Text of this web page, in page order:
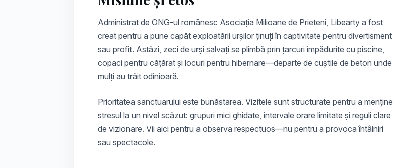
Administrat de ONG-ul românesc Asociația Milioane de Prieteni, Libearty a fost
creat pentru a pune capăt exploatării urșilor ținuți în captivitate pentru divertisment
sau profit. Astăzi, zeci de urși salvați se plimbă prin țarcuri împădurite cu piscine,
copaci pentru cățărat și locuri pentru hibernare—departe de cuștile de beton unde
mulți au trăit odinioară.
Prioritatea sanctuarului este bunăstarea. Vizitele sunt structurate pentru a menține
stresul la un nivel scăzut: grupuri mici ghidate, intervale orare limitate și reguli clare
de vizionare. Vii aici pentru a observa respectuos—nu pentru a provoca întâlniri
sau spectacole.